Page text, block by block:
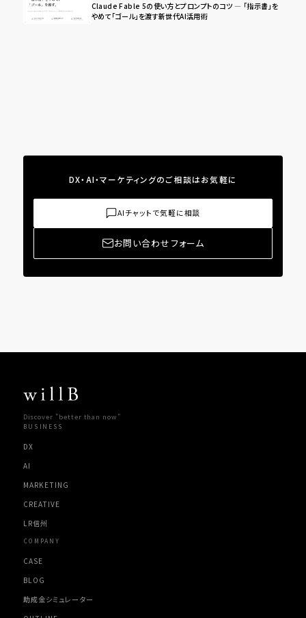
Claude Fable 5の使い方とプロンプトのコツ ― 「指示書」を
やめて「ゴール」を渡す新世代AI活用術
DX・AI・マーケティングのご相談はお気軽に
AIチャットで気軽に相談
お問い合わせフォーム
Discover "better than now"
BUSINESS
DX
AI
MARKETING
CREATIVE
LR信州
COMPANY
CASE
BLOG
助成金シミュレーター